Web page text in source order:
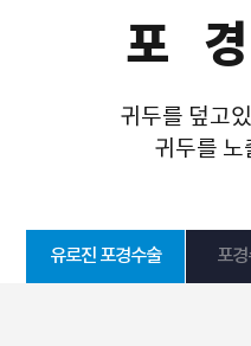
포
귀두를 덮고
귀두를 노
유로진 포경수술 포